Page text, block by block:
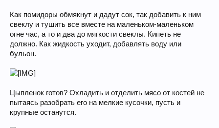
Как помидоры обмякнут и дадут сок, так добавить к ним
свеклу и тушить все вместе на маленьком-маленьком
огне час, а то и два до мягкости свеклы. Кипеть не
должно. Как жидкость уходит, добавлять воду или
бульон.
Цыпленок готов? Охладить и отделить мясо от костей не
пытаясь разобрать его на мелкие кусочки, пусть и
крупные останутся.